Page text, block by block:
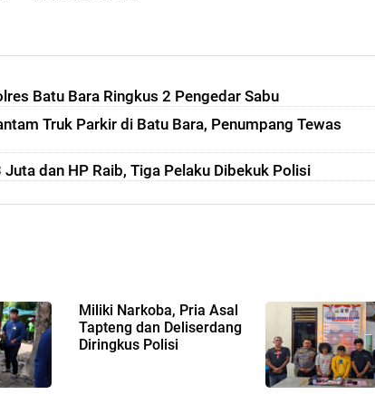
Batu Bara Ringkus 2 Pengedar Sabu
Truk Parkir di Batu Bara, Penumpang Tewas
dan HP Raib, Tiga Pelaku Dibekuk Polisi
Miliki Narkoba, Pria Asal
Tapteng dan Deliserdang
Diringkus Polisi